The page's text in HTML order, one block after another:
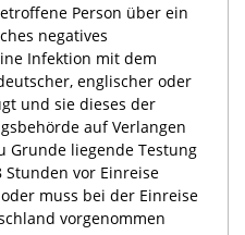
Person über ein
negatives
Infektion mit dem
englischer oder
und sie dieses der
auf Verlangen
Grunde liegende Testung
vor Einreise
muss bei der Einreise
vorgenommen